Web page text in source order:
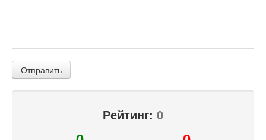
Отправить
Рейтинг: 0